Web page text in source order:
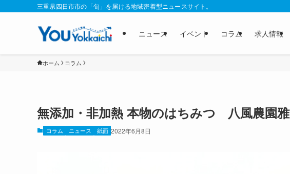
三重県四日市市の「旬」を届ける地域密着型ニュースサイト。
ニュース イベント コラム 求人情報
ホーム コラム
無添加・非加熱 本物のはちみつ 八風農園雅
コラム ニュース 紙面 2022年6月8日